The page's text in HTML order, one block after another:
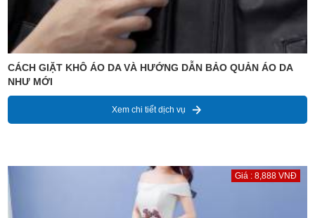
CÁCH GIẶT KHÔ ÁO DA VÀ HƯỚNG DẪN BẢO QUẢN ÁO DA
NHƯ MỚI
Xem chi tiết dịch vụ
Giá : 8,888 VNĐ